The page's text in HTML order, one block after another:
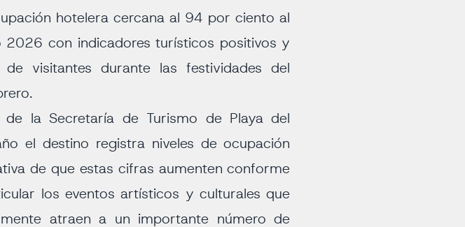
hotelera cercana al 94 por ciento al
2026 con indicadores turísticos positivos y
visitantes durante las festividades del
la Secretaría de Turismo de Playa del
el destino registra niveles de ocupación
de que estas cifras aumenten conforme
los eventos artísticos y culturales que
atraen a un importante número de